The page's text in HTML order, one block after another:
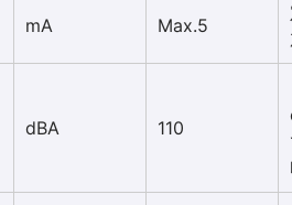
mA Max.5
dBA 110